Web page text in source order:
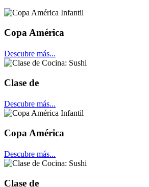
Copa América
Descubre más...
Clase de
Descubre más...
Copa América
Descubre más...
Clase de